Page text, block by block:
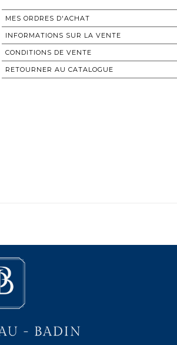
MES ORDRES D'ACHAT
INFORMATIONS SUR LA VENTE
CONDITIONS DE VENTE
RETOURNER AU CATALOGUE